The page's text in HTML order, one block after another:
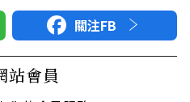
關注FB
站會員